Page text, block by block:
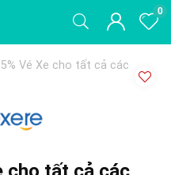
0
Vé Xe cho tất cả các